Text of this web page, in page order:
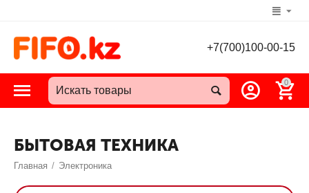
+7(700)100-00-15
0
БЫТОВАЯ ТЕХНИКА
Главная / Электроника